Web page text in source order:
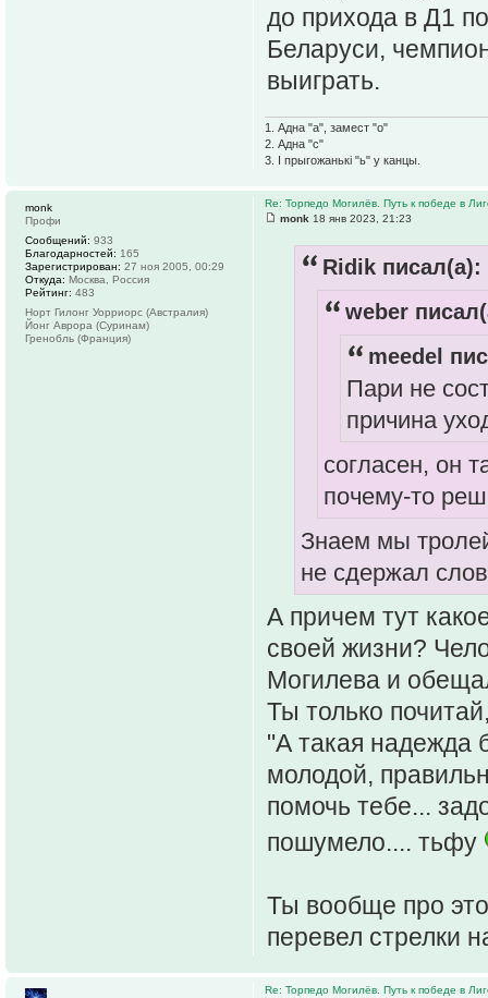
до прихода в Д1
Беларуси,
выиграть.
1. Адна "а", замест "о"
2. Адна "с"
3. І прыгожанькі "ь" у канцы.
Re: Торпедо Могилёв. Путь к победе в
monk 18 янв 2023, 21:23
Ridik писал(а):
weber
meedel
Пари не
причина
согласен, он
почему-то
Знаем мы
не сдержал
А причем тут
своей жизни?
Могилева и
Ты только
"А такая надежда
молодой,
помочь тебе...
пошумело.... тьфу
Ты вообще про
перевел стрелки
monk
Профи
Сообщений: 933
Благодарностей: 165
Зарегистрирован: 27 ноя 2005, 00:29
Откуда: Москва, Россия
Рейтинг: 483
Норт Гилонг Уорриорс (Австралия)
Йонг Аврора (Суринам)
Гренобль (Франция)
Re: Торпедо Могилёв. Путь к победе в